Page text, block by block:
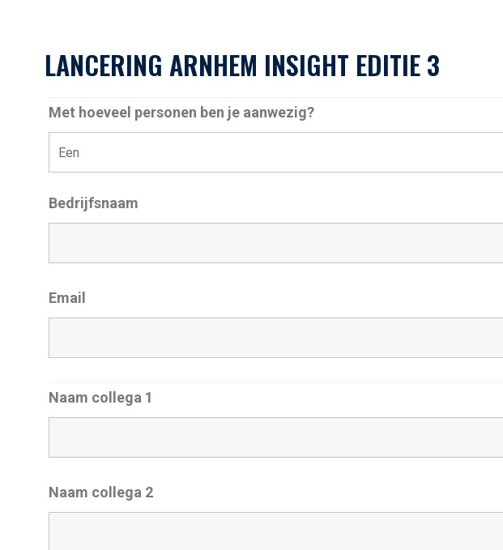
LANCERING ARNHEM INSIGHT EDITIE 3
Met hoeveel personen ben je aanwezig?
Bedrijfsnaam
Email
Naam collega 1
Naam collega 2